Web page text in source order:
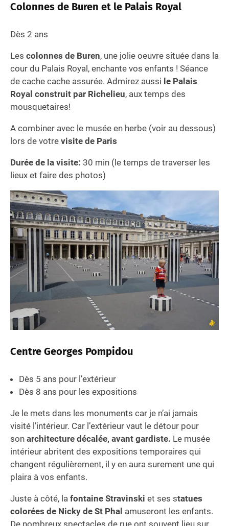
Colonnes de Buren et le Palais Royal
Dès 2 ans
Les colonnes de Buren, une jolie oeuvre située dans la
cour du Palais Royal, enchante vos enfants ! Séance
de cache cache assurée. Admirez aussi le Palais
Royal construit par Richelieu, aux temps des
mousquetaires!
A combiner avec le musée en herbe (voir au dessous)
lors de votre visite de Paris
Durée de la visite: 30 min (le temps de traverser les
lieux et faire des photos)
Centre Georges Pompidou
Dès 5 ans pour l’extérieur
Dès 8 ans pour les expositions
Je le mets dans les monuments car je n’ai jamais
visité l’intérieur. Car l’extérieur vaut le détour pour
son architecture décalée, avant gardiste. Le musée
intérieur abritent des expositions temporaires qui
changent régulièrement, il y en aura surement une qui
plaira à vos enfants.
Juste à côté, la fontaine Stravinski et ses statues
colorées de Nicky de St Phal amuseront les enfants.
De nombreux spectacles de rue ont souvent lieu sur